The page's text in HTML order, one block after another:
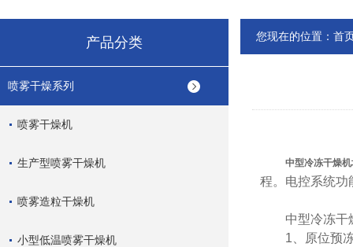
产品分类
喷雾干燥系列
喷雾干燥机
生产型喷雾干燥机
喷雾造粒干燥机
小型低温喷雾干燥机
您现在的位置： 首
中型冷冻干燥机
程。电控系统功
中型冷冻干
1、原位预冻